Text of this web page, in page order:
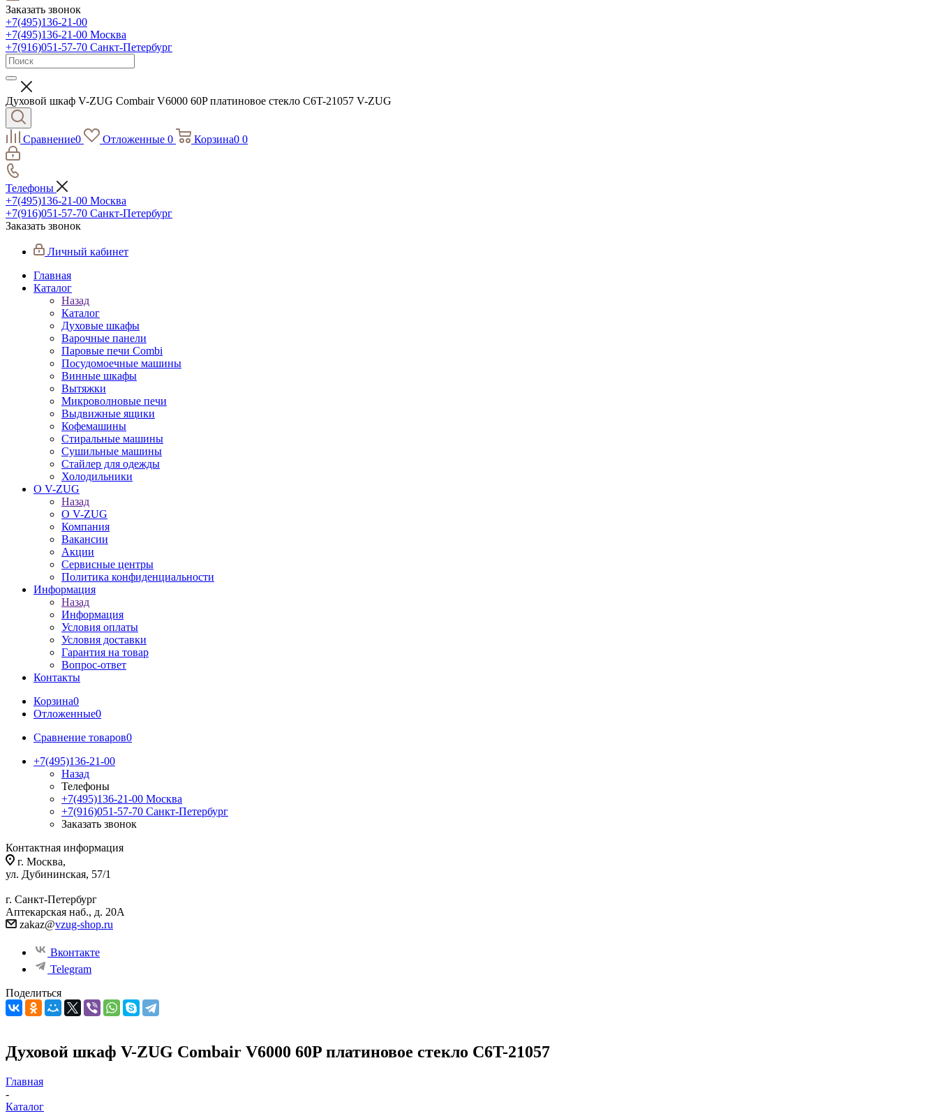
Заказать звонок
+7(495)136-21-00‬
+7(495)136-21-00‬ Москва
+7(916)051-57-70 Санкт-Петербург
Духовой шкаф V-ZUG Combair V6000 60P платиновое стекло C6T-21057 V-ZUG
Сравнение0 Отложенные 0 Корзина0 0
Телефоны
+7(495)136-21-00‬ Москва
+7(916)051-57-70 Санкт-Петербург
Заказать звонок
Личный кабинет
Главная
Каталог
Назад
Каталог
Духовые шкафы
Варочные панели
Паровые печи Combi
Посудомоечные машины
Винные шкафы
Вытяжки
Микроволновые печи
Выдвижные ящики
Кофемашины
Стиральные машины
Сушильные машины
Стайлер для одежды
Холодильники
О V-ZUG
Назад
О V-ZUG
Компания
Вакансии
Акции
Сервисные центры
Политика конфиденциальности
Информация
Назад
Информация
Условия оплаты
Условия доставки
Гарантия на товар
Вопрос-ответ
Контакты
Корзина0
Отложенные0
Сравнение товаров0
+7(495)136-21-00‬
Назад
Телефоны
+7(495)136-21-00‬ Москва
+7(916)051-57-70 Санкт-Петербург
Заказать звонок
Контактная информация
г. Москва,
ул. Дубининская, 57/1
г. Санкт-Петербург
Аптекарская наб., д. 20А
zakaz@vzug-shop.ru
Вконтакте
Telegram
Поделиться
Духовой шкаф V-ZUG Combair V6000 60P платиновое стекло C6T-21057
Главная
-
Каталог